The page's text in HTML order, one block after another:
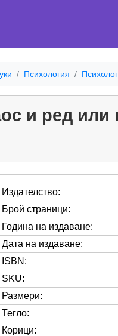
Психология
и ред или
Издателство:
Брой страници:
Година на издаване:
Дата на издаване:
ISBN:
SKU:
Размери:
Тегло:
Корици: